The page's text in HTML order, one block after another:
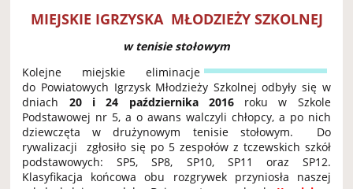
MIEJSKIE IGRZYSKA MŁODZIEŻY SZKOLNEJ
w tenisie stołowym
Kolejne miejskie eliminacje
do Powiatowych Igrzysk Młodzieży Szkolnej odbyły się w
dniach 20 i 24 października 2016roku w Szkole
Podstawowej nr 5, a o awans walczyli chłopcy, a po nich
dziewczęta w drużynowym tenisie stołowym. Do
rywalizacji zgłosiło się po 5 zespołów z tczewskich szkół
podstawowych: SP5, SP8, SP10, SP11 oraz SP12.
Klasyfikacja końcowa obu rozgrywek przyniosła naszej